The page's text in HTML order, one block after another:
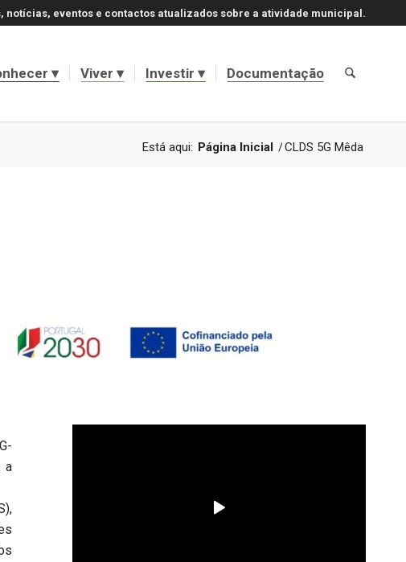
notícias, eventos e contactos atualizados sobre a atividade municipal.
Viver Investir Documentação
Está aqui: Página Inicial /CLDS 5G Mêda
a